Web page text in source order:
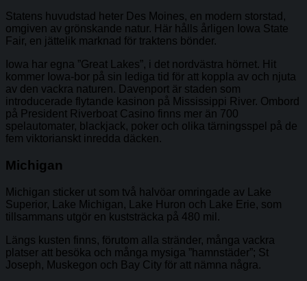
Statens huvudstad heter Des Moines, en modern storstad,
omgiven av grönskande natur. Här hålls årligen Iowa State
Fair, en jättelik marknad för traktens bönder.
Iowa har egna ”Great Lakes”, i det nordvästra hörnet. Hit
kommer Iowa-bor på sin lediga tid för att koppla av och njuta
av den vackra naturen. Davenport är staden som
introducerade flytande kasinon på Mississippi River. Ombord
på President Riverboat Casino finns mer än 700
spelautomater, blackjack, poker och olika tärningsspel på de
fem viktorianskt inredda däcken.
Michigan
Michigan sticker ut som två halvöar omringade av Lake
Superior, Lake Michigan, Lake Huron och Lake Erie, som
tillsammans utgör en kuststräcka på 480 mil.
Längs kusten finns, förutom alla stränder, många vackra
platser att besöka och många mysiga ”hamnstäder”; St
Joseph, Muskegon och Bay City för att nämna några.